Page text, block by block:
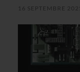
16 SEPTEMBRE